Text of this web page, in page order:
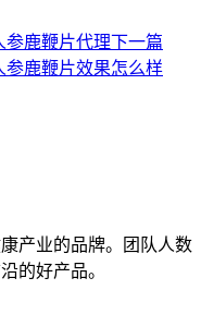
参鹿鞭片代理下一篇
参鹿鞭片效果怎么样
产业的品牌。团队人数
的好产品。